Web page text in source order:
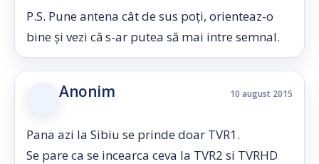
P.S. Pune antena cât de sus poți, orienteaz-o
bine și vezi că s-ar putea să mai intre semnal.
Anonim 10 august 2015
Pana azi la Sibiu se prinde doar TVR1.
Se pare ca se incearca ceva la TVR2 si TVRHD